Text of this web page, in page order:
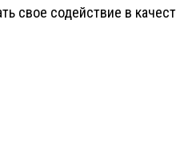
свое содействие в